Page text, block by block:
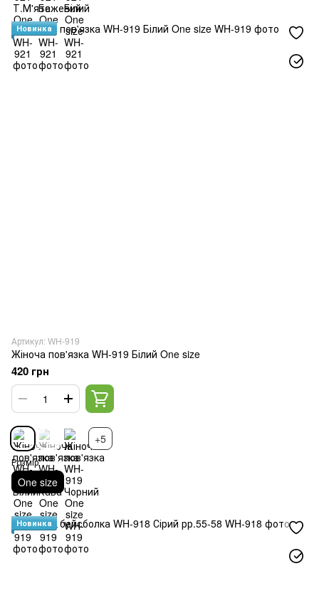
Новинка
Артикул: WH-919
Жіноча пов'язка WH-919 Білий One size
420 грн
+5
Розмір
One size
Новинка